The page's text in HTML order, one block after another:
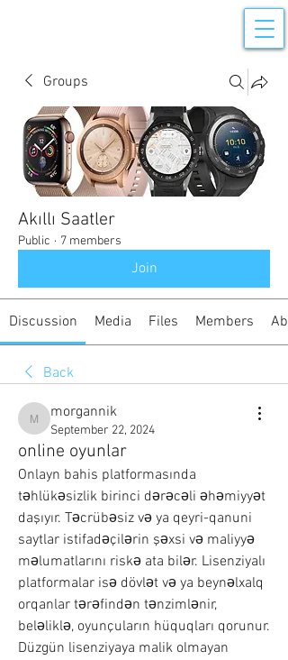
Groups
Akıllı Saatler
Public · 7 members
Join
Discussion Media Files Members
Back
morgannik
morgannik
September 22, 2024
online oyunlar
Onlayn bahis platformasında
təhlükəsizlik birinci dərəcəli əhəmiyyət
daşıyır. Təcrübəsiz və ya qeyri-qanuni
saytlar istifadəçilərin şəxsi və maliyyə
məlumatlarını riskə ata bilər. Lisenziyalı
platformalar isə dövlət və ya beynəlxalq
orqanlar tərəfindən tənzimlənir,
beləliklə, oyunçuların hüquqları qorunur.
Düzgün lisenziyaya malik olmayan